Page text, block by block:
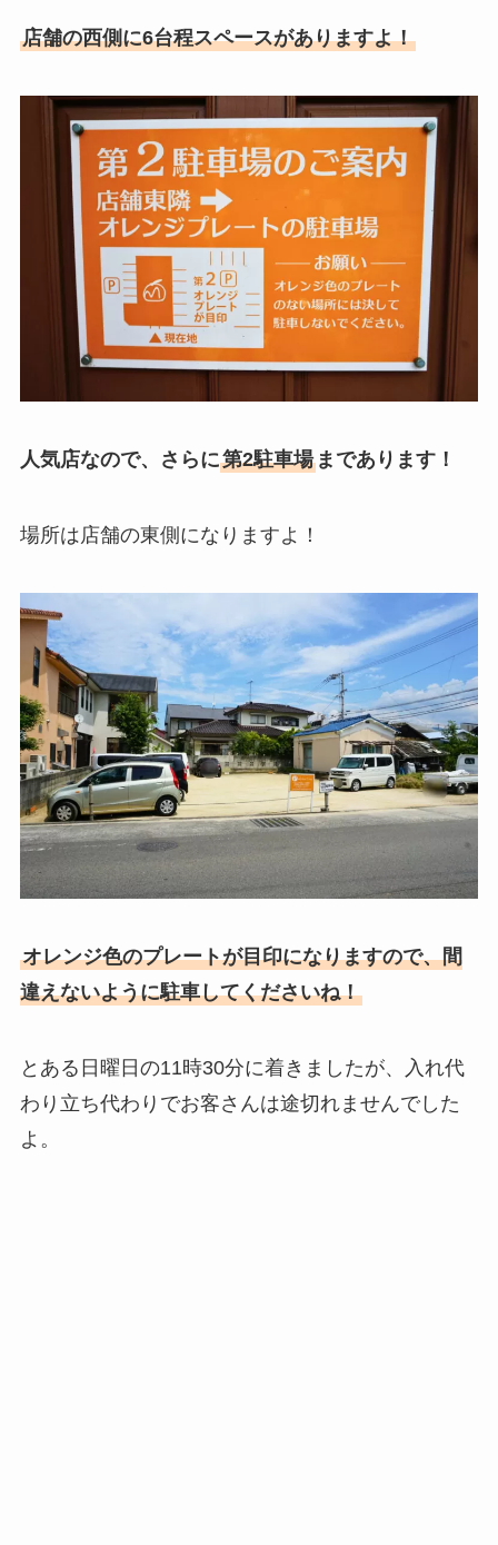
店舗の西側に6台程スペースがありますよ！
人気店なので、さらに第2駐車場まであります！
場所は店舗の東側になりますよ！
オレンジ色のプレートが目印になりますので、間
違えないように駐車してくださいね！
とある日曜日の11時30分に着きましたが、入れ代
わり立ち代わりでお客さんは途切れませんでした
よ。